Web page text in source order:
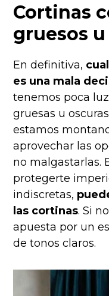
Cortinas
gruesos
En definitiva,
es una mala
tenemos poca
gruesas u
estamos
aprovechar las
no malgastarlas.
protegerte
indiscretas,
las cortinas. Si
apuesta por un
de tonos claros.